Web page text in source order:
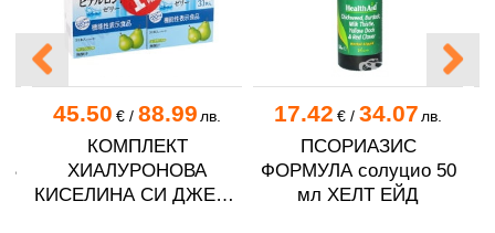
45.50 €/ 88.99 лв.
КОМПЛЕКТ
ХИАЛУРОНОВА
КИСЕЛИНА СИ ДЖЕЛИ
17.42 €/ 34.07 лв.
ПСОРИАЗИС
ФОРМУЛА солуцио 50
мл ХЕЛТ ЕЙД